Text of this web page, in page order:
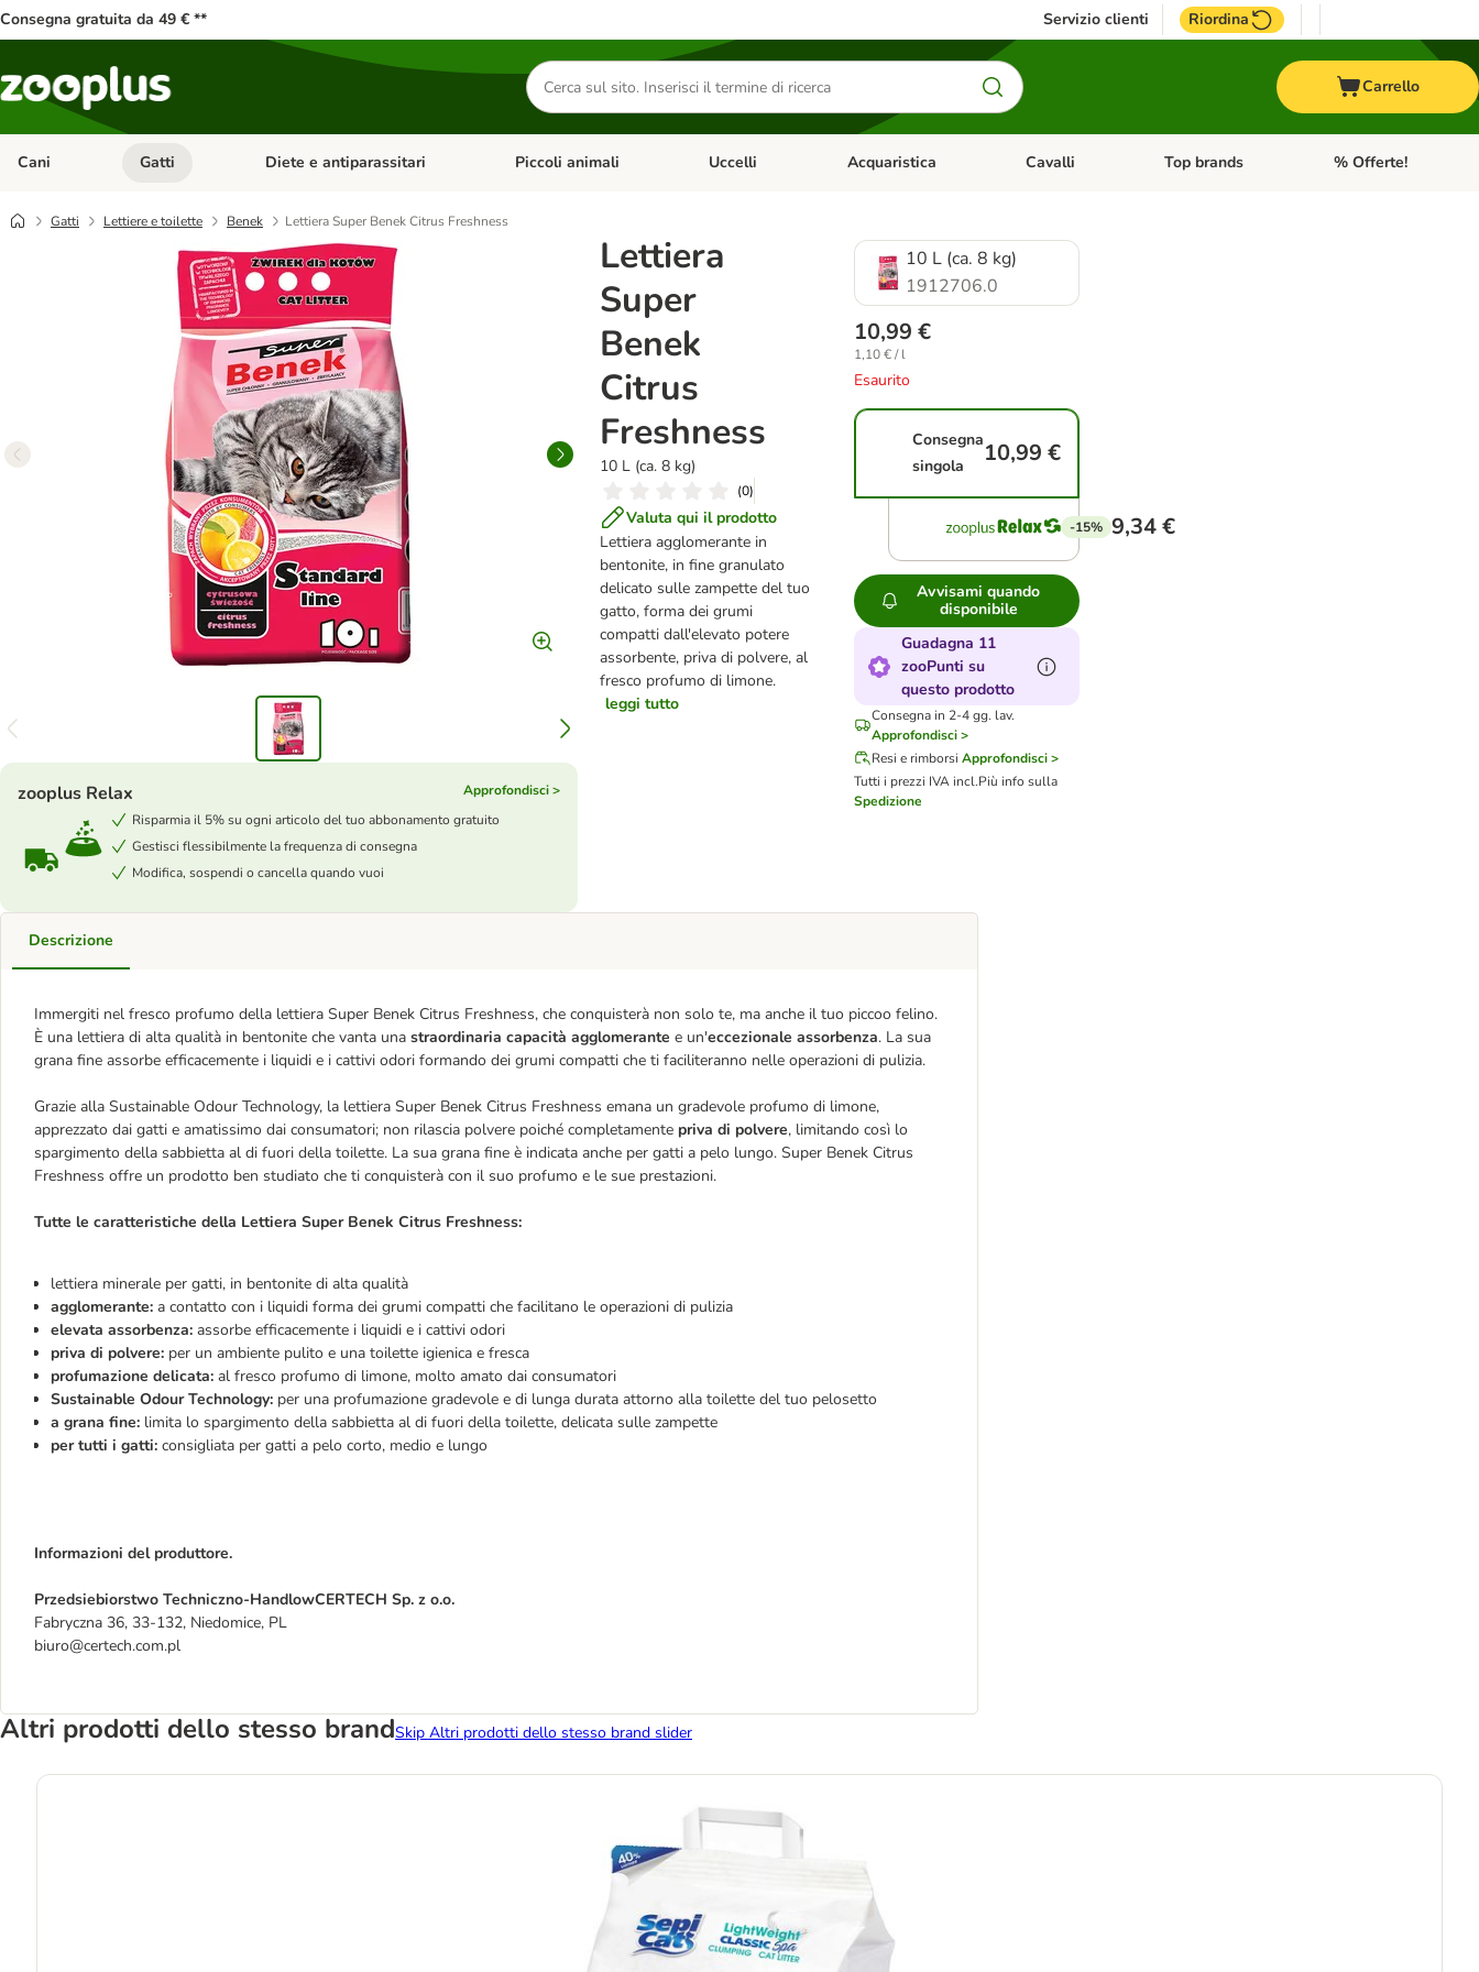
Consegna gratuita da 49 € ** Servizio clienti Riordina
Cerca
prodotti
Carrello
Cani Apri Menu Categoria: Cani
Gatti Apri Menu Categoria: Gatti
Diete e antiparassitari Apri Menu Categoria: Diete e antiparassitari
Piccoli animali Apri Menu Categoria: Piccoli animali
Uccelli Apri Menu Categoria: Uccelli
Acquaristica Apri Menu Categoria: Acquaristica
Cavalli Apri Menu Categoria: Cavalli
Top brands Apri Menu Categoria:
% Offerte!
Gatti Lettiere e toilette Benek Lettiera Super Benek Citrus Freshness
Lettiera
Super
Benek
Citrus
Freshness
10 L (ca. 8 kg)
(0)
Valuta qui il prodotto
Lettiera agglomerante in
bentonite, in fine granulato
delicato sulle zampette del tuo
gatto, forma dei grumi
compatti dall'elevato potere
assorbente, priva di polvere, al
fresco profumo di limone.
leggi tutto
zooplus Relax
Approfondisci >
Risparmia il 5% su ogni articolo del tuo abbonamento gratuito
Gestisci flessibilmente la frequenza di consegna
Modifica, sospendi o cancella quando vuoi
10 L (ca. 8 kg)
1912706.0
10,99 €
1,10 € / l
Esaurito
Consegna
singola
10,99 €
-15% 9,34 €
Avvisami quando
disponibile
Guadagna 11
zooPunti su
questo prodotto
Consegna in 2-4 gg. lav.
Approfondisci >
Resi e rimborsi Approfondisci >
Tutti i prezzi IVA incl.Più info sulla
Spedizione
Descrizione
Immergiti nel fresco profumo della lettiera Super Benek Citrus Freshness, che conquisterà non solo te, ma anche il tuo piccoo felino.
È una lettiera di alta qualità in bentonite che vanta una straordinaria capacità agglomerante e un'eccezionale assorbenza. La sua
grana fine assorbe efficacemente i liquidi e i cattivi odori formando dei grumi compatti che ti faciliteranno nelle operazioni di pulizia.
Grazie alla Sustainable Odour Technology, la lettiera Super Benek Citrus Freshness emana un gradevole profumo di limone,
apprezzato dai gatti e amatissimo dai consumatori; non rilascia polvere poiché completamente priva di polvere, limitando così lo
spargimento della sabbietta al di fuori della toilette. La sua grana fine è indicata anche per gatti a pelo lungo. Super Benek Citrus
Freshness offre un prodotto ben studiato che ti conquisterà con il suo profumo e le sue prestazioni.
Tutte le caratteristiche della Lettiera Super Benek Citrus Freshness:
lettiera minerale per gatti, in bentonite di alta qualità
agglomerante: a contatto con i liquidi forma dei grumi compatti che facilitano le operazioni di pulizia
elevata assorbenza: assorbe efficacemente i liquidi e i cattivi odori
priva di polvere: per un ambiente pulito e una toilette igienica e fresca
profumazione delicata: al fresco profumo di limone, molto amato dai consumatori
Sustainable Odour Technology: per una profumazione gradevole e di lunga durata attorno alla toilette del tuo pelosetto
a grana fine: limita lo spargimento della sabbietta al di fuori della toilette, delicata sulle zampette
per tutti i gatti: consigliata per gatti a pelo corto, medio e lungo
Informazioni del produttore.
Przedsiebiorstwo Techniczno-HandlowCERTECH Sp. z o.o.
Fabryczna 36, 33-132, Niedomice, PL
biuro@certech.com.pl
Altri prodotti dello stesso brandSkip Altri prodotti dello stesso brand slider